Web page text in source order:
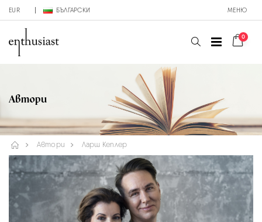
EUR БЪЛГАРСКИ МЕНЮ
0
Автори
Автори Ларш Кеплер